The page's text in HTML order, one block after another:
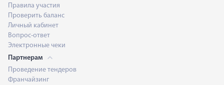
Правила участия
Проверить баланс
Личный кабинет
Вопрос-ответ
Электронные чеки
Партнерам
Проведение тендеров
Франчайзинг